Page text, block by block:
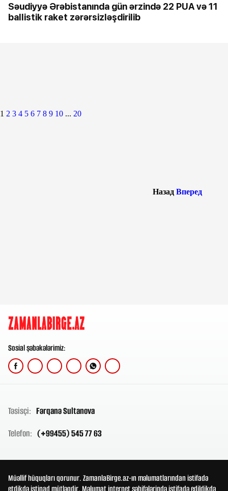
Səudiyyə Ərəbistanında gün ərzində 22 PUA və 11
ballistik raket zərərsizləşdirilib
1 2 3 4 5 6 7 8 9 10 ... 20
Назад Вперед
Sosial şəbəkələrimiz:
Təsisçi: Fərqanə Sultanova
Telefon: (+99455) 545 77 63
Müəllif hüquqları qorunur. ZamanlaBirge.az-ın məlumatlarından istifadə
etdikdə istinad mütləqdir. Məlumat internet səhifələrində istifadə edildikdə